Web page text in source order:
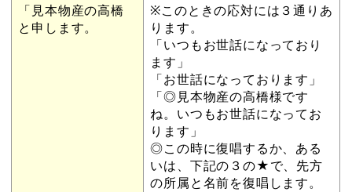
「見本物産の高橋
と申します。
※このときの応対には３通りあ
ります。
「いつもお世話になっており
ます」
「お世話になっております」
「◎見本物産の高橋様です
ね。いつもお世話になってお
ります」
◎この時に復唱するか、ある
いは、下記の３の★で、先方
の所属と名前を復唱します。